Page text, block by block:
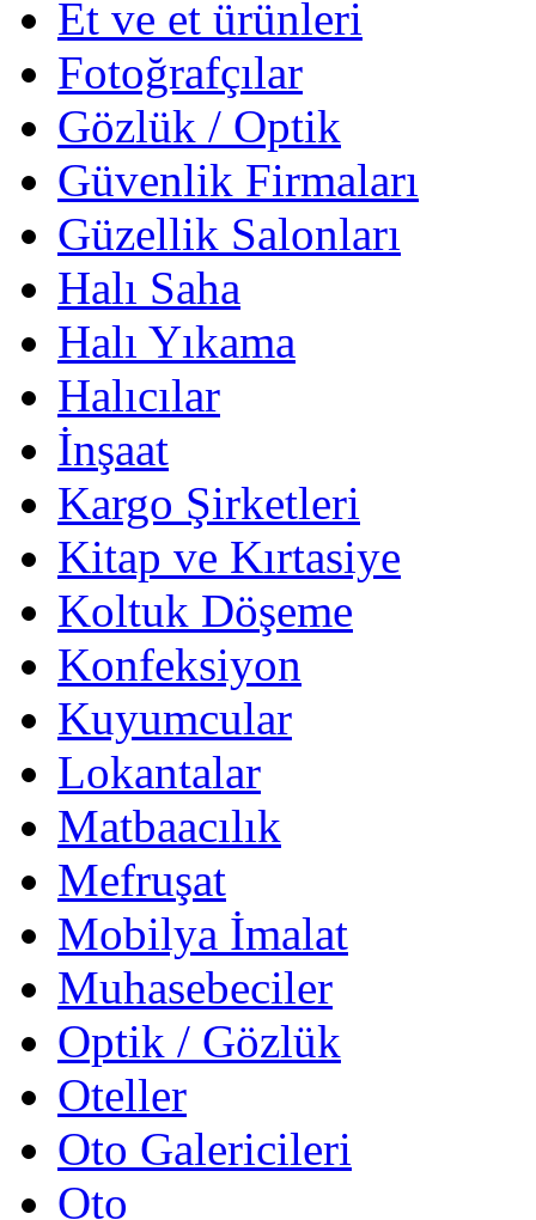
Et ve et ürünleri
Fotoğrafçılar
Gözlük / Optik
Güvenlik Firmaları
Güzellik Salonları
Halı Saha
Halı Yıkama
Halıcılar
İnşaat
Kargo Şirketleri
Kitap ve Kırtasiye
Koltuk Döşeme
Konfeksiyon
Kuyumcular
Lokantalar
Matbaacılık
Mefruşat
Mobilya İmalat
Muhasebeciler
Optik / Gözlük
Oteller
Oto Galericileri
Oto